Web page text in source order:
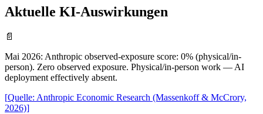
Aktuelle KI-Auswirkungen
📄
Mai 2026: Anthropic observed-exposure score: 0% (physical/in-
person). Zero observed exposure. Physical/in-person work — AI
deployment effectively absent.
[Quelle: Anthropic Economic Research (Massenkoff & McCrory,
2026)]